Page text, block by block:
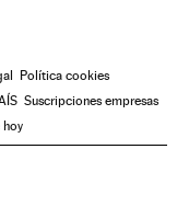
Política cookies
Suscripciones empresas
hoy